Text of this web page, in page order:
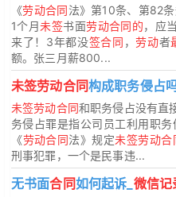
《劳动合同法》第10条、第82
1个月未签书面劳动合同的，应
来了！3年都没签合同 ，劳动者
额。张三月薪800...
未签劳动合同构成职务侵占
未签劳动合同和职务侵占没有直
务侵占罪是指公司员工利用职务
《劳动合同法》规定未签劳动合
刑事犯罪，一个是民事违...
无书面合同如何起诉_ 微信记